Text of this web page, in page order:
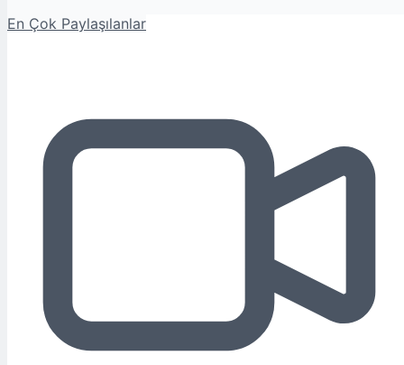
En Çok Paylaşılanlar